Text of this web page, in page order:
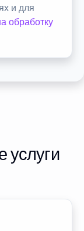
и для
обработку
услуги